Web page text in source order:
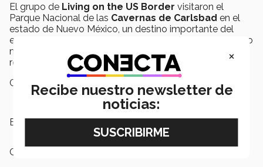
El grupo de Living on the US Border visitaron el
Parque Nacional de las Cavernas de Carlsbad en el
estado de Nuevo México, un destino importante del
ecoturismo estadounidense que se encuentra a un poco
más de
recibe más de medio millón de visitantes cada año.
Campus:
Ciudad Juárez
Etiquetas: Semana i, Campus Ciudad Juárez
Categoría:
×
Recibe nuestro newsletter de
noticias: